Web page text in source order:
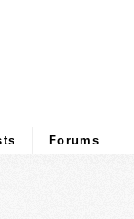
Forums